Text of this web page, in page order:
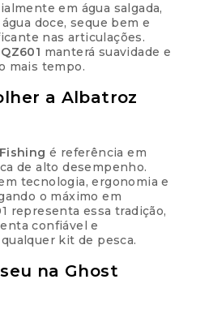
em água salgada,
doce, seque bem e
nas articulações.
manterá suavidade e
mais tempo.
a Albatroz
é referência em
de alto desempenho.
tecnologia, ergonomia e
o máximo em
representa essa tradição,
confiável e
kit de pesca.
na Ghost